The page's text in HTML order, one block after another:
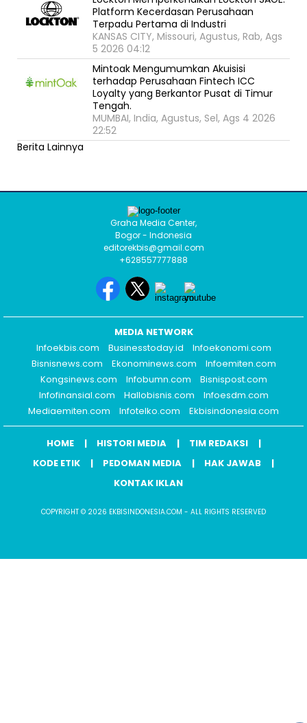
Platform Kecerdasan Perusahaan
Terpadu Pertama di Industri
KANSAS CITY, Missouri, Agustus, Rab, Ags
5 2026 04:12
Mintoak Mengumumkan Akuisisi
terhadap Perusahaan Fintech ICC
Loyalty yang Berkantor Pusat di Timur
Tengah.
MUMBAI, India, Agustus, Sel, Ags 4 2026
22:52
Berita Lainnya
Graha Media Center,
Bogor - Indonesia
editorekbis@gmail.com
+628557777888
MEDIA NETWORK
Infoekbis.com
Businesstoday.id
Infoekonomi.com
Bisnisnews.com
Ekonominews.com
Infoemiten.com
Kongsinews.com
Infobumn.com
Bisnispost.com
Infofinansial.com
Hallobisnis.com
Infoesdm.com
Mediaemiten.com
Infotelko.com Ekbisindonesia.com
HOME HISTORI MEDIA
TIM REDAKSI
KODE ETIK
PEDOMAN MEDIA
HAK JAWAB
KONTAK IKLAN
COPYRIGHT © 2026 EKBISINDONESIA.COM - ALL RIGHTS RESERVED